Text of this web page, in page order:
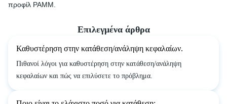
προφίλ PAMM.
Επιλεγμένα άρθρα
Καθυστέρηση στην κατάθεση/ανάληψη κεφαλαίων.
Πιθανοί λόγοι για καθυστέρηση στην κατάθεση/ανάληψη
κεφαλαίων και πώς να επιλύσετε το πρόβλημα.